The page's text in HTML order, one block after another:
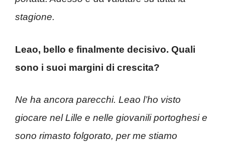
stagione.
Leao, bello e finalmente decisivo. Quali
sono i suoi margini di crescita?
Ne ha ancora parecchi. Leao l’ho visto
giocare nel Lille e nelle giovanili portoghesi e
sono rimasto folgorato, per me stiamo